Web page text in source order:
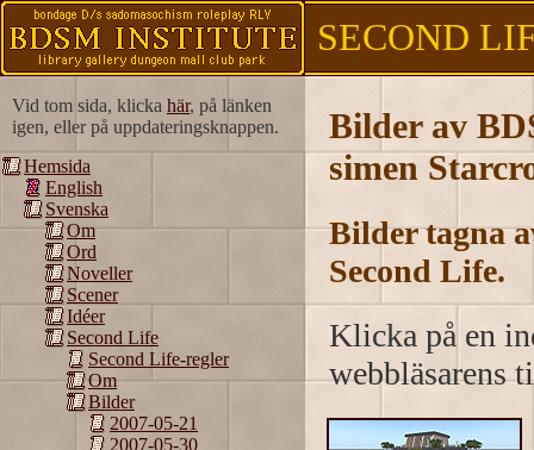
SECOND
Vid tom sida, klicka här, på länken
igen, eller på uppdateringsknappen.
Hemsida
English
Svenska
Om
Ord
Noveller
Scener
Idéer
Second Life
Second Life-regler
Om
Bilder
2007-05-21
2007-05-30
Bilder av
simen
Bilder tagna
Second Life.
Klicka på en
webbläsarens